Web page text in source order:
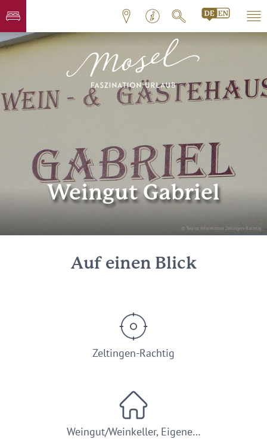
© Tourist Information Zeltingen-Rachtig
Weingut Gabriel
Auf einen Blick
Zeltingen-Rachtig
Weingut/Weinkeller, Eigene…